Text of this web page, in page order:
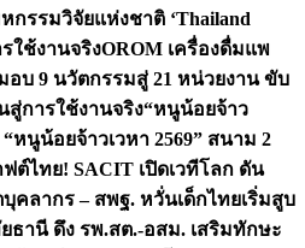
กรรมวิจัยแห่งชาติ ‘Thailand
ใช้งานจริงOROM เครื่องดื่มแพ
บ 9 นวัตกรรมสู่ 21 หน่วยงาน ขับ
สู่การใช้งานจริง“หนูน้อยจ้าว
นูน้อยจ้าวเวหา 2569” สนาม 2
ต์ไทย! SACIT เปิดเวทีโลก ดัน
คลากร – สพฐ. หวั่นเด็กไทยเริ่มสูบ
ธานี ดึง รพ.สต.-อสม. เสริมทักษะ